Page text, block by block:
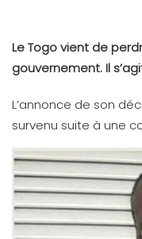
Le Togo vient de
gouvernement. Il
L’annonce de son
survenu suite à une